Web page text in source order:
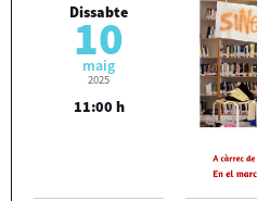
Dissabte
10
maig
2025
11:00 h